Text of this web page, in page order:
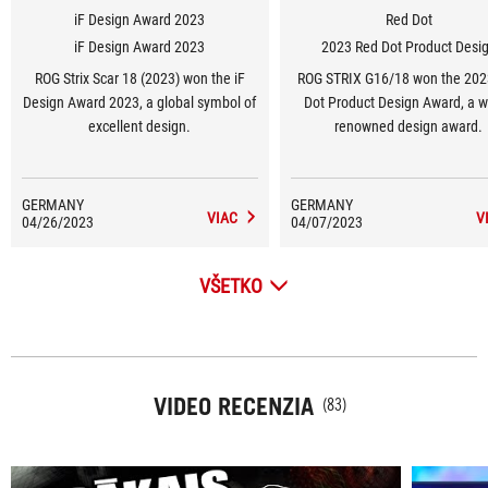
iF Design Award 2023
iF Design Award 2023
ROG Strix Scar 18 (2023) won the iF
Design Award 2023, a global symbol of
excellent design.
GERMANY
04/26/2023
VIAC
Red Dot
2023 Red Dot Product
ROG STRIX G16/18 won the
Dot Product Design Award, a
renowned design award.
GERMANY
04/07/2023
VŠETKO
VIDEO RECENZIA (83)